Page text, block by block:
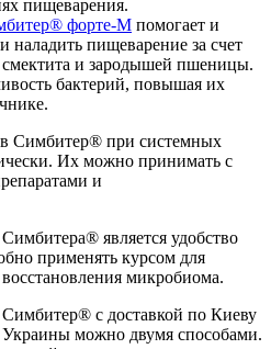
пищеварения.
форте‑М помогает и
наладить пищеварение за счет
и зародышей пшеницы.
бактерий, повышая их
Симбитер® при системных
Их можно принимать с
и
является удобство
применять курсом для
микробиома.
Симбитер® с доставкой по Киеву
можно двумя способами.